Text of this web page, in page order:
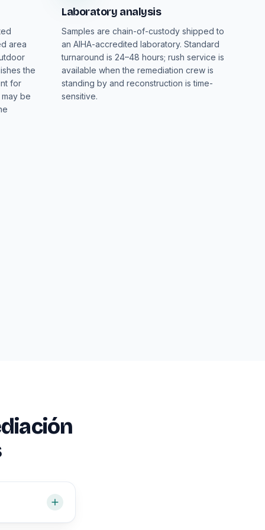
area
the
for
be
Laboratory analysis
Samples are chain-of-custody shipped to
an AIHA-accredited laboratory. Standard
turnaround is 24–48 hours; rush service is
available when the remediation crew is
standing by and reconstruction is time-
sensitive.